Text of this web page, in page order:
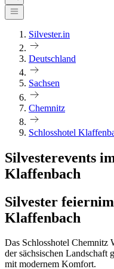
Silvester.in
Deutschland
Sachsen
Chemnitz
Schlosshotel
Silvesterevents
Klaffenbach
Silvester feiern
Klaffenbach
Das Schlosshotel Chemnitz
der sächsischen Landschaft
mit modernem Komfort.